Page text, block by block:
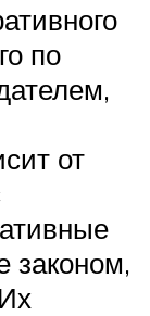
по
от
законом,